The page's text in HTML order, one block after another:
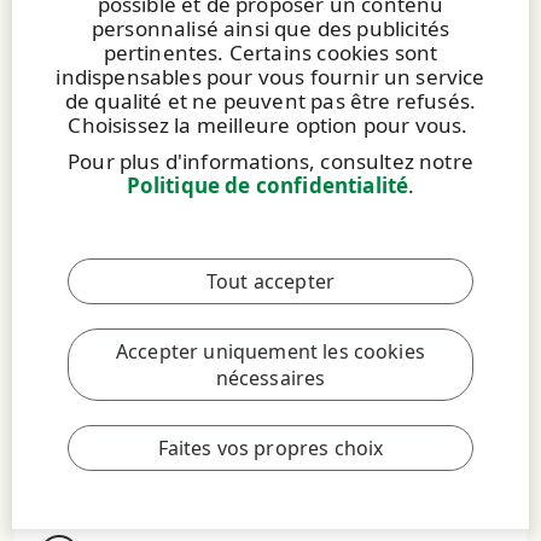
Vellamo : une solution d'étiquetage
durable issue du bois
L'étiquetage durable fait partie intégrante de la
marque Vellamo®, l'eau minérale naturelle
finlandaise primée. L'entreprise a récemment
UPM Raflatac Forest Film™ qui offre une solution
d'étiquetage durable issue de forêts gérées
personnalisé ainsi que des publicités
pertinentes. Certains cookies sont
indispensables pour vous fournir un service
de qualité et ne peuvent pas être refusés.
Choisissez la meilleure option pour vous.
Pour plus d'informations, consultez notre
Politique de confidentialité.
Tout accepter
Accepter uniquement les cookies
nécessaires
Faites vos propres choix